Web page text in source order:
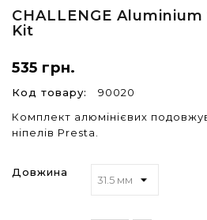
CHALLENGE Aluminium
Kit
535 грн.
Код товару:
90020
Комплект алюмінієвих
ніпелів Presta.
Довжина